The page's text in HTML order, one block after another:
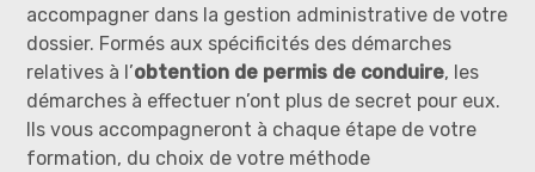
accompagner dans la gestion administrative de votre
dossier. Formés aux spécificités des démarches
relatives à l’obtention de permis de conduire, les
démarches à effectuer n’ont plus de secret pour eux.
Ils vous accompagneront à chaque étape de votre
formation, du choix de votre méthode